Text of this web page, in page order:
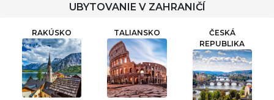
UBYTOVANIE V ZAHRANIČÍ
RAKÚSKO TALIANSKO
ČESKÁ
REPUBLIKA